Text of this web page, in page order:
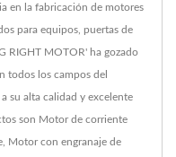
en la fabricación de motores
para equipos, puertas de
RIGHT MOTOR' ha gozado
todos los campos del
su alta calidad y excelente
son Motor de corriente
Motor con engranaje de